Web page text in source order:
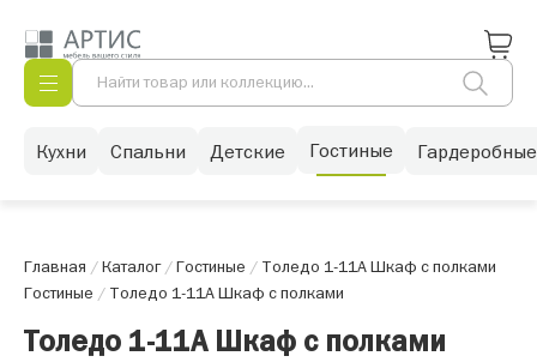
Кухни Спальни Детские Гостиные Гардеробные
Главная /Каталог/Гостиные / Толедо 1-11А Шкаф с полками
Гостиные / Толедо 1-11А Шкаф с полками
Толедо 1-11А Шкаф с полками